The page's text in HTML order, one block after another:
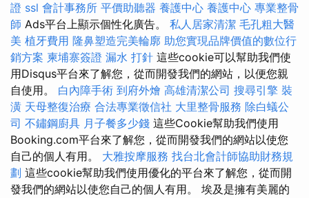
證 ssl 會計事務所 平價助聽器 養護中心 養護中心 專業整骨
師 Ads平台上顯示個性化廣告。 私人居家清潔 毛孔粗大醫
美 植牙費用 隆鼻塑造完美輪廓 助您實現品牌價值的數位行
銷方案 柬埔寨簽證 漏水 打針 這些cookie可以幫助我們使
用Disqus平台來了解您，從而開發我們的網站，以便您親
自使用。 白內障手術 到府外燴 高雄清潔公司 搜尋引擎 裝
潢 天母整復治療 合法專業徵信社 大里整骨服務 除白蟻公
司 不鏽鋼廚具 月子餐多少錢 這些Cookie幫助我們使用
Booking.com平台來了解您，從而開發我們的網站以使您
自己的個人有用。 大雅按摩服務 找台北會計師協助財務規
劃 這些cookie幫助我們使用優化的平台來了解您，從而開
發我們的網站以使您自己的個人有用。 埃及是擁有美麗的